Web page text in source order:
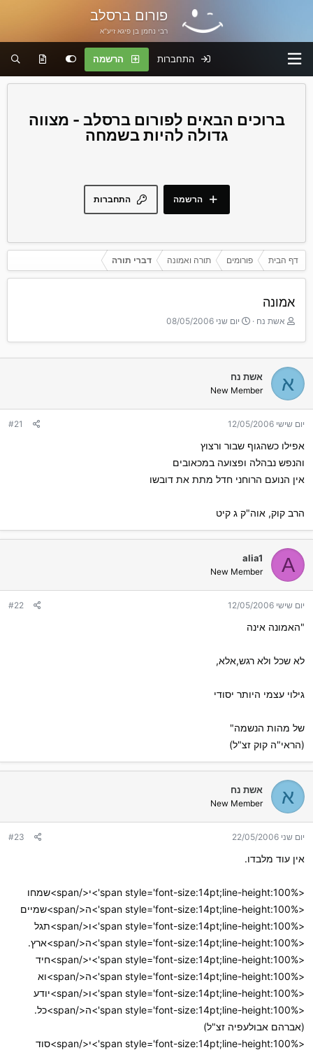
פורום ברסלב
רבי נחמן בן פיגא זיע"א
התחברות הרשמה
פורום ברסלב - מצווה
גדולה להיות בשמחה
התחברות הרשמה
דף הבית פורומים תורה ואמונה דברי תורה
אמונה
T
r
e
a
d
t
a
t
e
אשת נח
ת
ר
י
ה
ת
ח
ל
יום שני 08/05/2006
א אשת נח
New Member
יום שישי 12/05/2006 #21
אפילו כשהגוף שבור ורצוץ
והנפש נבהלה ופצועה במכאובים
אין הנועם הרוחני חדל מתת את דובשו
הרב קוק, אוה"ק ג קיט
A
alia1
New Member
יום שישי 12/05/2006 #22
"האמונה אינה
לא שכל ולא רגש,אלא,
גילוי עצמי היותר יסודי
של מהות הנשמה"
(הראי"ה קוק זצ"ל)
א אשת נח
New Member
יום שני 22/05/2006 #23
אין עוד מלבדו.
<span style='font-size:14pt;line-height:100%'>י</span>שמחו
<span style='font-size:14pt;line-height:100%'>ה</span>שמיים
<span style='font-size:14pt;line-height:100%'>ו</span>תגל
<span style='font-size:14pt;line-height:100%'>ה</span>ארץ.
<span style='font-size:14pt;line-height:100%'>י</span>חיד
<span style='font-size:14pt;line-height:100%'>ה</span>וא
<span style='font-size:14pt;line-height:100%'>ו</span>יודע
<span style='font-size:14pt;line-height:100%'>ה</span>כל.
(אברהם אבולעפיה זצ"ל)
<span style='font-size:14pt;line-height:100%'>י</span>סוד